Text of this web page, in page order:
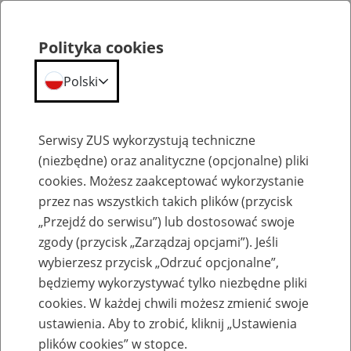
Emerytury
Baza zlikwidowanych lub
przekształconych zakładów pracy
Polityka cookies
Polski
Serwisy ZUS wykorzystują techniczne
(niezbędne) oraz analityczne (opcjonalne) pliki
cookies. Możesz zaakceptować wykorzystanie
przez nas wszystkich takich plików (przycisk
„Przejdź do serwisu”) lub dostosować swoje
zgody (przycisk „Zarządzaj opcjami”). Jeśli
wybierzesz przycisk „Odrzuć opcjonalne”,
będziemy wykorzystywać tylko niezbędne pliki
cookies. W każdej chwili możesz zmienić swoje
ustawienia. Aby to zrobić, kliknij „Ustawienia
plików cookies” w stopce.